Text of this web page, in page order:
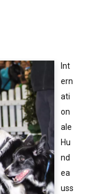
Int
ern
ati
on
ale
Hu
nd
ea
uss